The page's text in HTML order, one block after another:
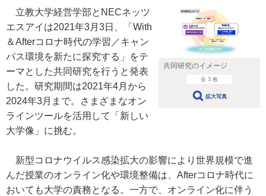
共同研究のイメージ
全 3 枚
拡大写真
立教大学経営学部とNECネッツ
エスアイは2021年3月3日、「With
＆Afterコロナ時代の学習／キャン
パス環境を新たに探究する」をテ
ーマとした共同研究を行うと発表
した。研究期間は2021年4月から
2024年3月まで。さまざまなオン
ラインツールを活用して「新しい
大学像」に挑む。
新型コロナウイルス感染拡大の影響により世界規模で進
んだ授業のオンライン化や環境整備は、Afterコロナ時代に
おいても大学の責務となる。一方で、オンライン化に伴う